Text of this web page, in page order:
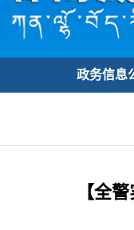
政务信息
【全